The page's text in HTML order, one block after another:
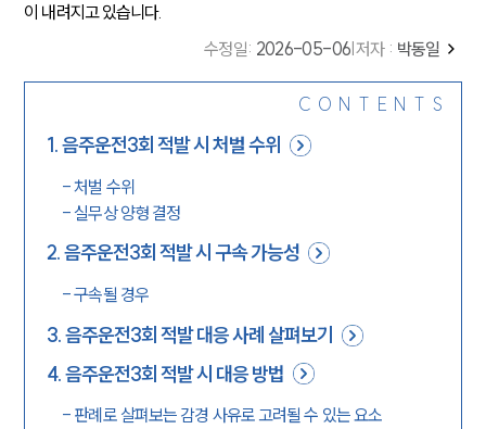
이 내려지고 있습니다.
수정일: 2026-05-06 저자 : 박동일
CONTENTS
1.음주운전3회 적발 시 처벌 수위
-처벌 수위
-실무상 양형 결정
2.음주운전3회 적발 시 구속 가능성
-구속될 경우
3.음주운전3회 적발 대응 사례 살펴보기
4.음주운전3회 적발 시 대응 방법
- 판례로 살펴보는 감경 사유로 고려될 수 있는 요소